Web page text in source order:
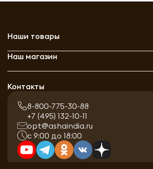
Наши товары
Наш магазин
Контакты
8-800-775-30-88
+7 (495) 132-10-11
opt@ashaindia.ru
с 9:00 до 18:00